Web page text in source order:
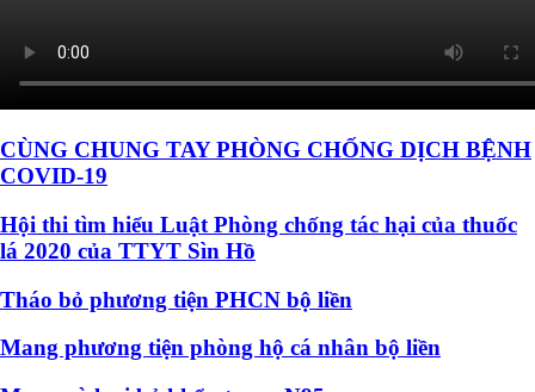
CÙNG CHUNG TAY PHÒNG CHỐNG DỊCH BỆNH
COVID-19
Hội thi tìm hiểu Luật Phòng chống tác hại của thuốc
lá 2020 của TTYT Sìn Hồ
Tháo bỏ phương tiện PHCN bộ liền
Mang phương tiện phòng hộ cá nhân bộ liền